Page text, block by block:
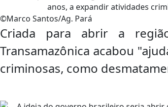
©Marco Santos/Ag. Pará
Criada para abrir a
Transamazônica acabou
criminosas, como